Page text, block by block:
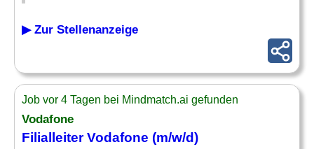
▶ Zur Stellenanzeige
Job vor 4 Tagen bei Mindmatch.ai gefunden
Vodafone
Filialleiter Vodafone (m/w/d)